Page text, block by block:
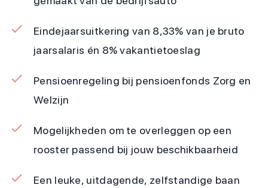
Eindejaarsuitkering van 8,33% van je bruto
jaarsalaris én 8% vakantietoeslag
Pensioenregeling bij pensioenfonds Zorg en
Welzijn
Mogelijkheden om te overleggen op een
rooster passend bij jouw beschikbaarheid
Een leuke, uitdagende, zelfstandige baan